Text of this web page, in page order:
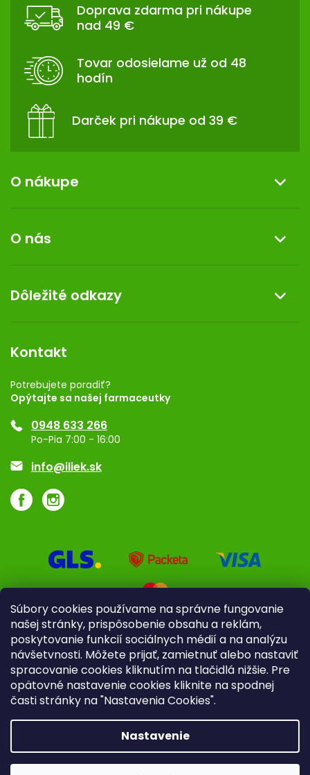
Súbory cookies používame na správne fungovanie
našej stránky, prispôsobenie obsahu a reklám,
poskytovanie funkcií sociálnych médií a na analýzu
návšetvnosti. Môžete prijať, zamietnuť alebo nastaviť
spracovanie cookies kliknutím na tlačidlá nižšie. Pre
opätovné nastavenie cookies kliknite na spodnej
časti stránky na "Nastavenia Cookies".
Nastavenie
Doprava zdarma pri nákupe
nad 49 €
Tovar odosielame už od 48
hodín
Darček pri nákupe od 39 €
O nákupe
Reklamácia a vrátenie tovaru
Doprava a platba
Darček k nákupu
O nás
Kontakt
Dermocentrum
Dôležité odkazy
Rozhodnutie na prevádzku
Registrácia
Ponuka pre firmy
Značky
Kontakt
Potrebujete poradiť?
Opýtajte sa našej farmaceutky
0948 633 266
Po-Pia 7:00 - 16:00
info@iliek.sk
Pre firmy Poradenstvo
iliek.sk. Všetky práva vyhradené.
nastavenie cookies